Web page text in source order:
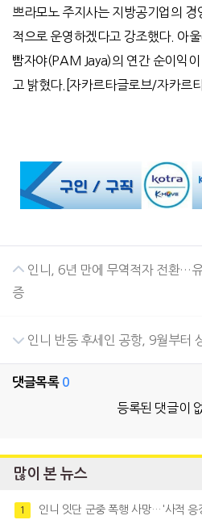
쁘라모노 주지사는 지방공기업의
적으로 운영하겠다고 강조했다. 아
빰자야(PAM Jaya)의 연간 순이익이
고 밝혔다.[자카르타글로브/자카르
인니, 6년 만에 무역적자 전환…
증
인니 반둥 후세인 공항, 9월부터
댓글목록 0
등록된 댓글이
많이 본 뉴스
1 인니 잇단 군중 폭행 사망…'사적 응